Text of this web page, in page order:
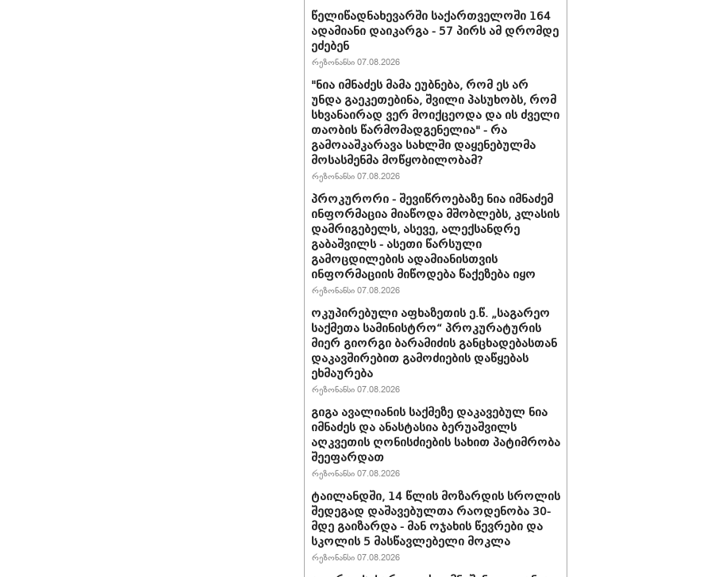
წელიწადნახევარში საქართველოში 164
ადამიანი დაიკარგა - 57 პირს ამ დრომდე
ეძებენ
რეზონანსი 07.08.2026
"ნია იმნაძეს მამა ეუბნება, რომ ეს არ
უნდა გაეკეთებინა, შვილი პასუხობს, რომ
სხვანაირად ვერ მოიქცეოდა და ის ძველი
თაობის წარმომადგენელია" - რა
გამოააშკარავა სახლში დაყენებულმა
მოსასმენმა მოწყობილობამ?
რეზონანსი 07.08.2026
პროკურორი - შევიწროებაზე ნია იმნაძემ
ინფორმაცია მიაწოდა მშობლებს, კლასის
დამრიგებელს, ასევე, ალექსანდრე
გაბაშვილს - ასეთი წარსული
გამოცდილების ადამიანისთვის
ინფორმაციის მიწოდება წაქეზება იყო
რეზონანსი 07.08.2026
ოკუპირებული აფხაზეთის ე.წ. „საგარეო
საქმეთა სამინისტრო“ პროკურატურის
მიერ გიორგი ბარამიძის განცხადებასთან
დაკავშირებით გამოძიების დაწყებას
ეხმაურება
რეზონანსი 07.08.2026
გიგა ავალიანის საქმეზე დაკავებულ ნია
იმნაძეს და ანასტასია ბერუაშვილს
აღკვეთის ღონისძიების სახით პატიმრობა
შეეფარდათ
რეზონანსი 07.08.2026
ტაილანდში, 14 წლის მოზარდის სროლის
შედეგად დაშავებულთა რაოდენობა 30-
მდე გაიზარდა - მან ოჯახის წევრები და
სკოლის 5 მასწავლებელი მოკლა
რეზონანსი 07.08.2026